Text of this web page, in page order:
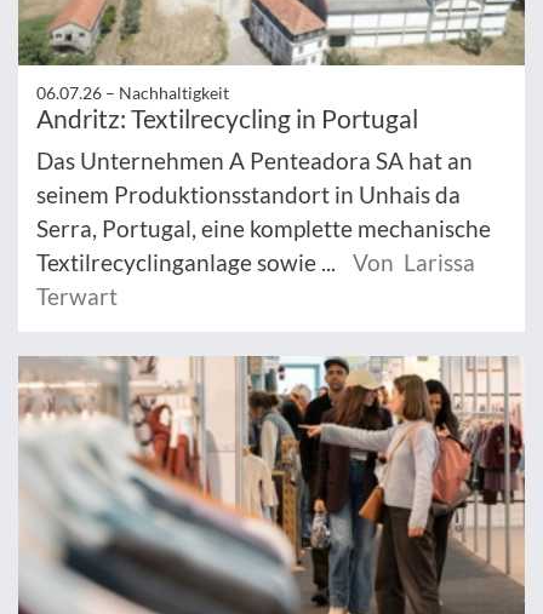
06.07.26 – Nachhaltigkeit
Andritz: Textilrecycling in Portugal
Das Unternehmen A Penteadora SA hat an
seinem Produktionsstandort in Unhais da
Serra, Portugal, eine komplette mechanische
Textilrecyclinganlage sowie ...
Von Larissa
Terwart